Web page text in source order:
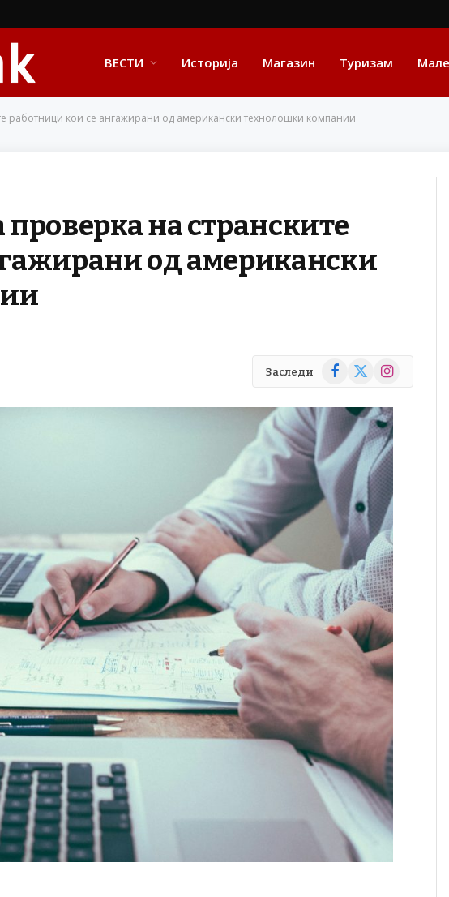
ВЕСТИ Историја Магазин Туризам
работници кои се ангажирани од американски технолошки компании
на странските
од американски
Заследи Facebook
X
Instagram